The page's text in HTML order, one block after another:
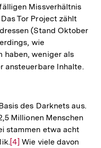
Missverhältnis
Tor Project zählt
(Stand Oktober
wie
haben, weniger als
ansteuerbare Inhalte.
des Darknets aus.
Millionen Menschen
stammen etwa acht
Zur
[4] Wie viele davon